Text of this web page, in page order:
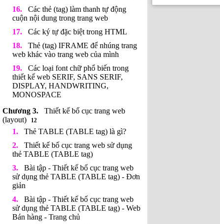
Các thẻ (tag) làm thanh tự động
cuộn nội dung trong trang web
Các ký tự đặc biệt trong HTML
Thẻ (tag) IFRAME để nhúng trang
web khác vào trang web của mình
Các loại font chữ phổ biến trong
thiết kế web SERIF, SANS SERIF,
DISPLAY, HANDWRITING,
MONOSPACE
Thiết kế bố cục trang web
(layout)
12
Thẻ TABLE (TABLE tag) là gì?
Thiết kế bố cục trang web sử dụng
thẻ TABLE (TABLE tag)
Bài tập - Thiết kế bố cục trang web
sử dụng thẻ TABLE (TABLE tag) - Đơn
giản
Bài tập - Thiết kế bố cục trang web
sử dụng thẻ TABLE (TABLE tag) - Web
Bán hàng - Trang chủ